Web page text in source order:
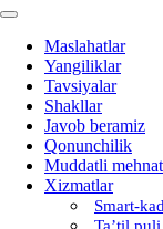
Maslahatlar
Yangiliklar
Tavsiyalar
Shakllar
Javob beramiz
Qonunchilik
Muddatli
Xizmatlar
Smart-